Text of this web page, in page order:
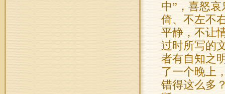
中”，喜怒
倚、不左不
平静，不让
过时所写的
者有自知之
了一个晚上
错得这么多